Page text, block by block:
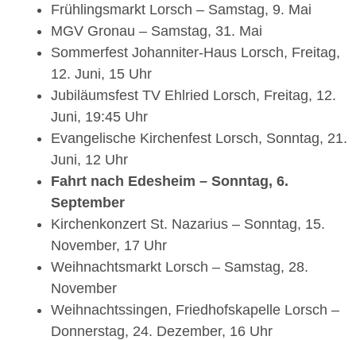
Frühlingsmarkt Lorsch – Samstag, 9. Mai
MGV Gronau – Samstag, 31. Mai
Sommerfest Johanniter-Haus Lorsch, Freitag,
12. Juni, 15 Uhr
Jubiläumsfest TV Ehlried Lorsch, Freitag, 12.
Juni, 19:45 Uhr
Evangelische Kirchenfest Lorsch, Sonntag, 21.
Juni, 12 Uhr
Fahrt nach Edesheim – Sonntag, 6.
September
Kirchenkonzert St. Nazarius – Sonntag, 15.
November, 17 Uhr
Weihnachtsmarkt Lorsch – Samstag, 28.
November
Weihnachtssingen, Friedhofskapelle Lorsch –
Donnerstag, 24. Dezember, 16 Uhr